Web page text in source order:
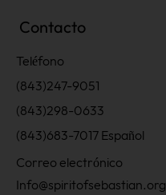
Contacto
Teléfono
(843)247-9051
(843)298-0633
(843)683-7017 Español
Correo electrónico
Info@spiritofsebastian.org